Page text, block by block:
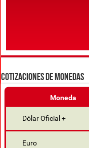
COTIZACIONES DE MONEDAS
Moneda
Dólar Oficial +
Euro